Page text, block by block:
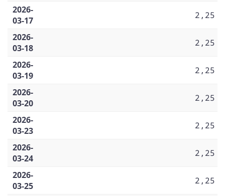
2026-
03-17
2,25
2026-
03-18
2,25
2026-
03-19
2,25
2026-
03-20
2,25
2026-
03-23
2,25
2026-
03-24
2,25
2026-
03-25
2,25